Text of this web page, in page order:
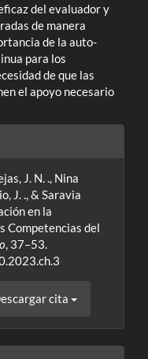
del evaluador y
de manera
de la auto-
para los
de que las
el apoyo necesario
J. N. ., Nina
J. ., & Saravia
en la
Competencias del
, 37–53.
cita